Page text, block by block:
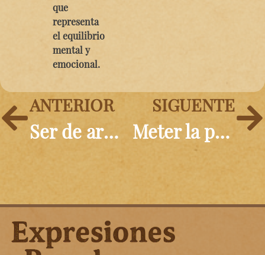
que
representa
el equilibrio
mental y
emocional.
ANTERIOR
Ser de armas tomar
SIGUENTE
Meter la pata